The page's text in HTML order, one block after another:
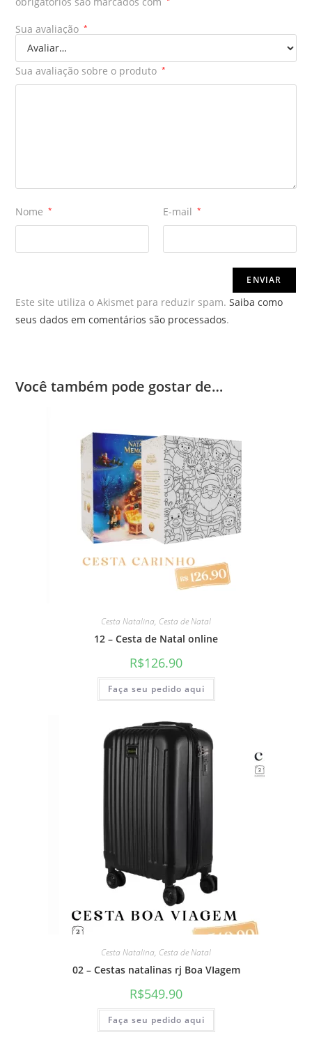
Sua avaliação *
Sua avaliação sobre o produto *
Nome * E-mail *
Este site utiliza o Akismet para reduzir spam.Saiba como
seus dados em comentários são processados.
Você também pode gostar de…
Cesta Natalina, Cesta de Natal
12 – Cesta de Natal online
R$126.90
Faça seu pedido aqui
Cesta Natalina, Cesta de Natal
02 – Cestas natalinas rj Boa VIagem
R$549.90
Faça seu pedido aqui